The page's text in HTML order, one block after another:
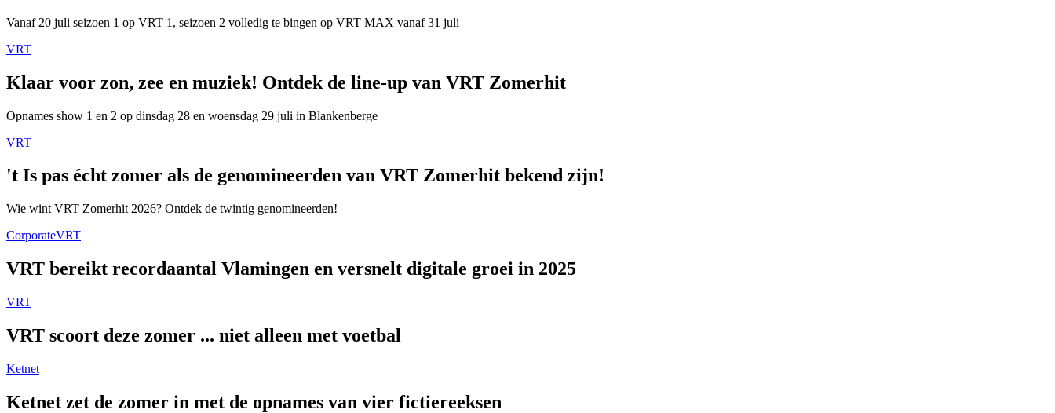
Vanaf 20 juli seizoen 1 op VRT 1, seizoen 2 volledig te bingen op VRT MAX vanaf 31 juli
VRT
Klaar voor zon, zee en muziek! Ontdek de line-up van VRT Zomerhit
Opnames show 1 en 2 op dinsdag 28 en woensdag 29 juli in Blankenberge
VRT
't Is pas écht zomer als de genomineerden van VRT Zomerhit bekend zijn!
Wie wint VRT Zomerhit 2026? Ontdek de twintig genomineerden!
CorporateVRT
VRT bereikt recordaantal Vlamingen en versnelt digitale groei in 2025
VRT
VRT scoort deze zomer ... niet alleen met voetbal
Ketnet
Ketnet zet de zomer in met de opnames van vier fictiereeksen